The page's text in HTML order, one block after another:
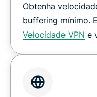
Obtenha
buffering mínimo.
Velocidade VPN e